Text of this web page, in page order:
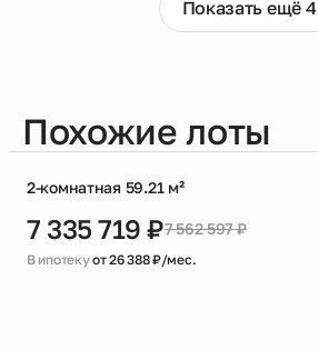
до 30 лет
срок кредита
Показать ещё 4
Похожие лоты
2-комнатная 59.21 м²
7 335 719 ₽7 562 597 ₽
В ипотекуот 26 388 ₽/мес.